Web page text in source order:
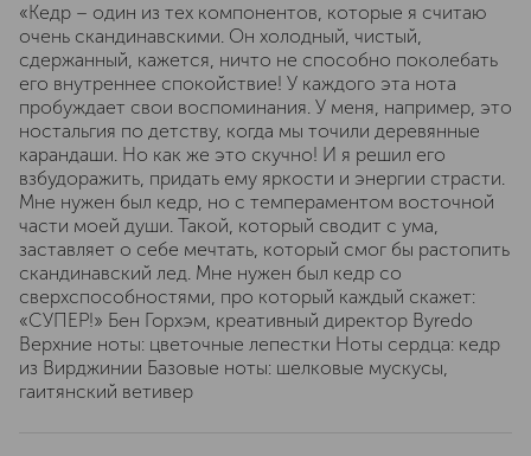
«Кедр – один из тех компонентов, которые я считаю
очень скандинавскими. Он холодный, чистый,
сдержанный, кажется, ничто не способно поколебать
его внутреннее спокойствие! У каждого эта нота
пробуждает свои воспоминания. У меня, например, это
ностальгия по детству, когда мы точили деревянные
карандаши. Но как же это скучно! И я решил его
взбудоражить, придать ему яркости и энергии страсти.
Мне нужен был кедр, но с темпераментом восточной
части моей души. Такой, который сводит с ума,
заставляет о себе мечтать, который смог бы растопить
скандинавский лед. Мне нужен был кедр со
сверхспособностями, про который каждый скажет:
«СУПЕР!» Бен Горхэм, креативный директор Byredo
Верхние ноты: цветочные лепестки Ноты сердца: кедр
из Вирджинии Базовые ноты: шелковые мускусы,
гаитянский ветивер